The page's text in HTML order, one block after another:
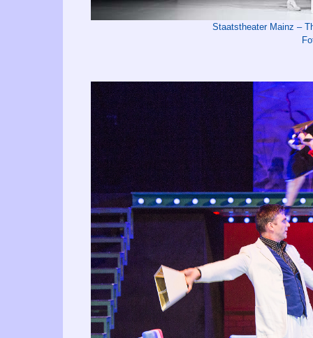
Staatstheater Mainz –